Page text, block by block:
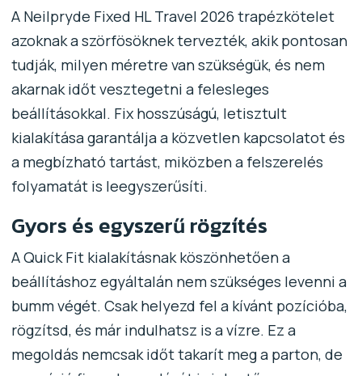
A Neilpryde Fixed HL Travel 2026 trapézkötelet
azoknak a szörfösöknek tervezték, akik pontosan
tudják, milyen méretre van szükségük, és nem
akarnak időt vesztegetni a felesleges
beállításokkal. Fix hosszúságú, letisztult
kialakítása garantálja a közvetlen kapcsolatot és
a megbízható tartást, miközben a felszerelés
folyamatát is leegyszerűsíti.
Gyors és egyszerű rögzítés
A Quick Fit kialakításnak köszönhetően a
beállításhoz egyáltalán nem szükséges levenni a
bumm végét. Csak helyezd fel a kívánt pozícióba,
rögzítsd, és már indulhatsz is a vízre. Ez a
megoldás nemcsak időt takarít meg a parton, de